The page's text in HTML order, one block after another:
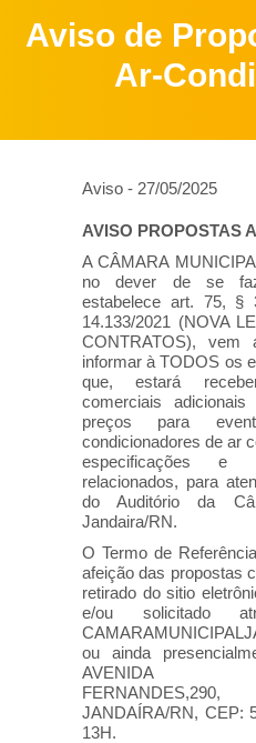
Aviso de
Ar-
Aviso - 27/05/2025
AVISO PROPOSTAS
A CÂMARA
no dever de se
estabelece art. 75, §
14.133/2021 (NOVA
CONTRATOS), vem
informar à TODOS os
que, estará
comerciais
preços para
condicionadores de ar
especificações e
relacionados, para
do Auditório da
Jandaira/RN.
O Termo de
afeição das propostas
retirado do sitio
e/ou solicitado
ou ainda
AVENIDA
JANDAÍRA/RN, CEP:
13H.